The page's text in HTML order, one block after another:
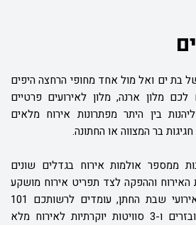
בת ים ואל מול אחד מחופי הרחצה היפים
מלון ארנה, מלון לאירועים פרטיים
בין היתר מפתרונות אירוח מלאים
בר המצווה או החתונה.
ממספר אולמות אירוח בגדלים שונים
האירוח וההפקה לצד תפריט אירוח מושקע
ומפנק במיוחד. במסגרת אירועי שבת החתן, עומדים לרשותכם 101
חדרי אירוח מרווחים ומאובזרים ו-3 סוויטות יוקרתיות לאירוח מלא